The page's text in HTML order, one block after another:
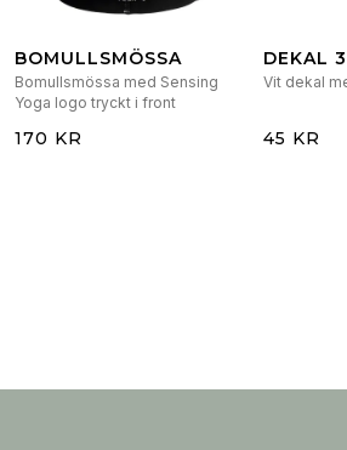
BOMULLSMÖSSA
Bomullsmössa med Sensing
Yoga logo tryckt i front
170 KR
DEKAL
Vit dekal
45 KR